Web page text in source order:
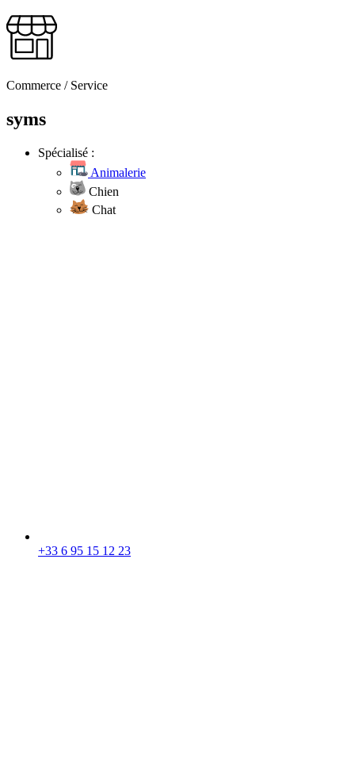
Commerce / Service
syms
Spécialisé :
Animalerie
Chien
Chat
+33 6 95 15 12 23